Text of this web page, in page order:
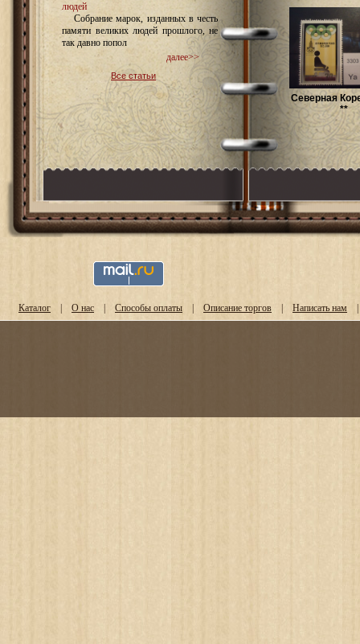
людей
Собрание марок, изданных в честь
памяти великих людей прошлого, не
так давно попол
далее>>
Все статьи
Северная
**
Каталог | О нас | Способы оплаты | Описание торгов | Написать нам |